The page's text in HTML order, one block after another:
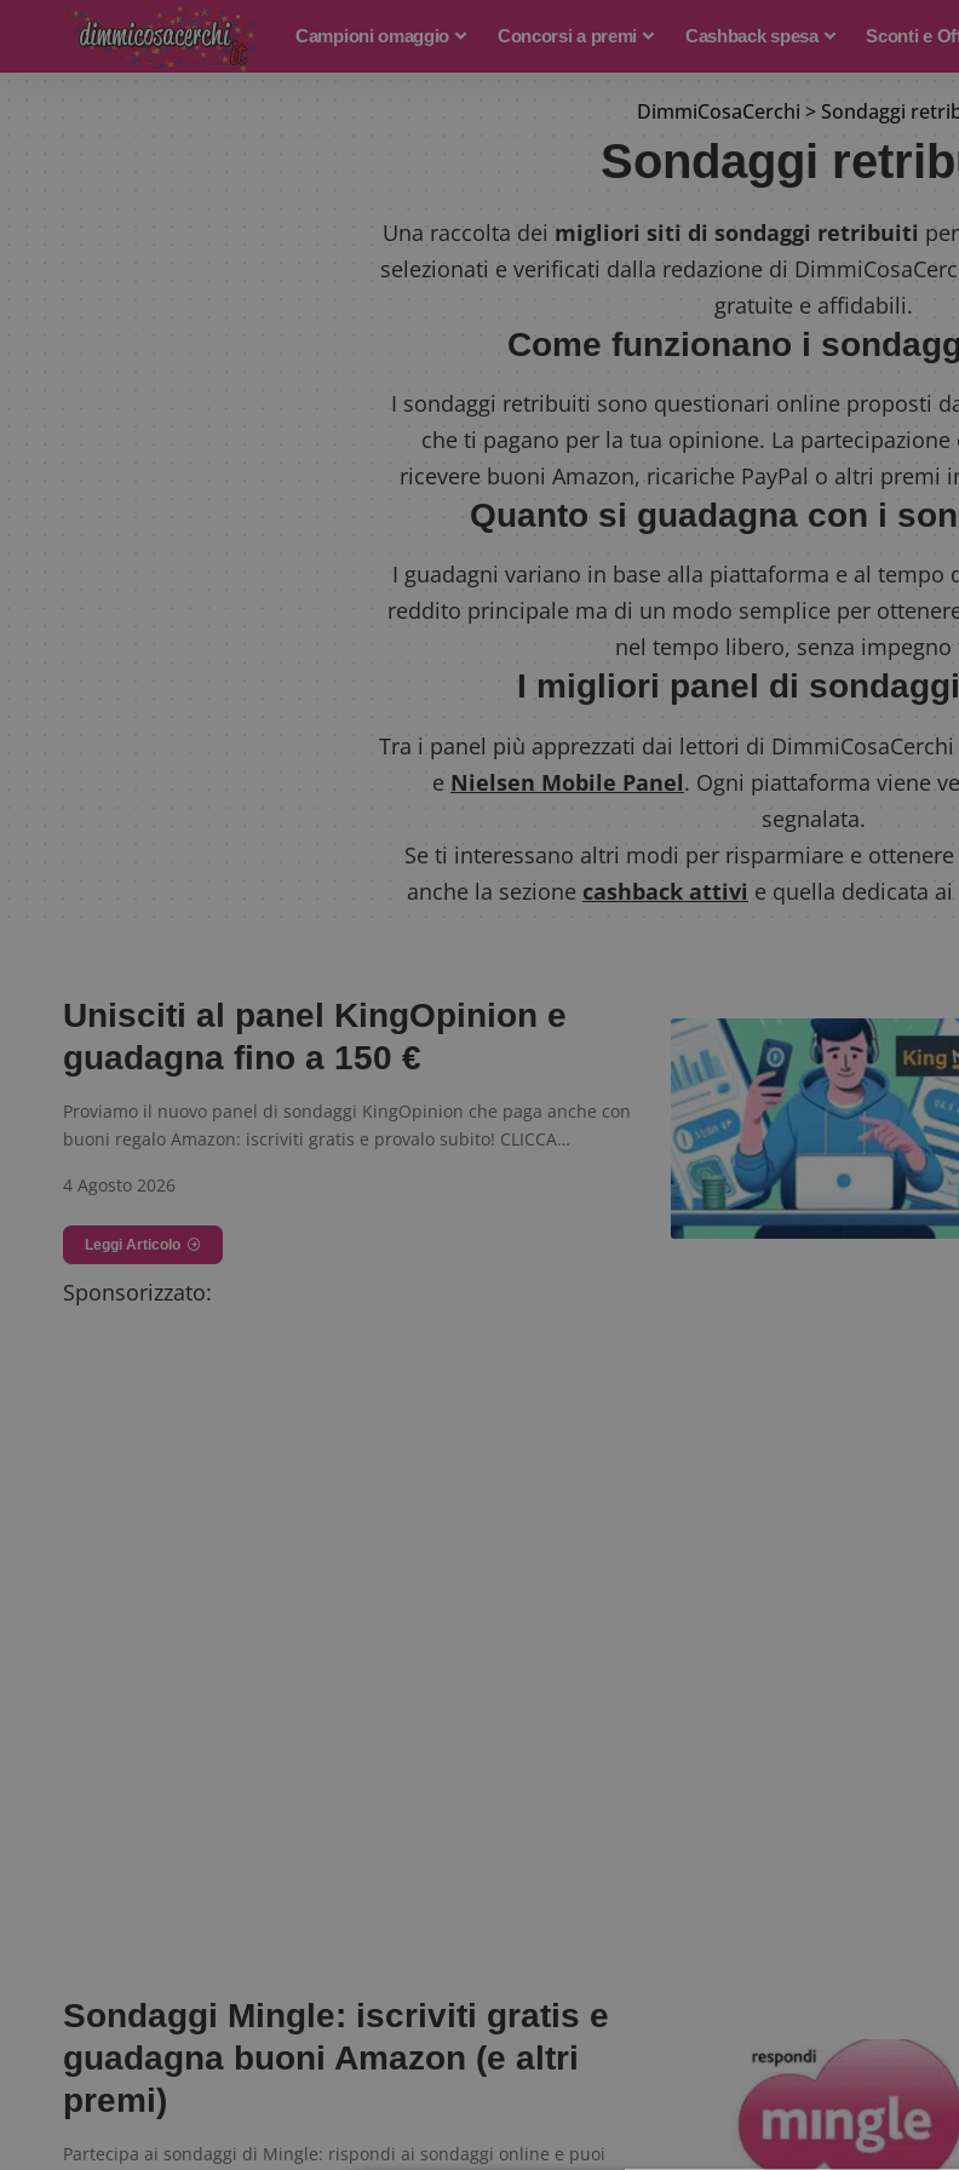
Campioni omaggio Concorsi a premi Cashback spesa Sconti e
DimmiCosaCerchi >Sondaggi
Sondaggi
Una raccolta dei migliori siti di sondaggi retribuiti
selezionati e verificati dalla redazione di
gratuite e affidabili.
Come funzionano i
I sondaggi retribuiti sono questionari online proposti
che ti pagano per la tua opinione. La
ricevere buoni Amazon, ricariche PayPal o altri premi
Quanto si guadagna con i
I guadagni variano in base alla piattaforma e al tempo
reddito principale ma di un modo semplice per
nel tempo libero, senza impegno
I migliori panel di
Tra i panel più apprezzati dai lettori di
e Nielsen Mobile Panel. Ogni piattaforma viene
segnalata.
Se ti interessano altri modi per risparmiare e
anche la sezione cashback attivi e quella dedicata ai
Unisciti al panel KingOpinion e
guadagna fino a 150 €
Proviamo il nuovo panel di sondaggi KingOpinion che paga anche con
buoni regalo Amazon: iscriviti gratis e provalo subito! CLICCA…
4 Agosto 2026
Leggi Articolo
Sponsorizzato:
Sondaggi Mingle: iscriviti gratis e
guadagna buoni Amazon (e altri
premi)
Partecipa ai sondaggi di Mingle: rispondi ai sondaggi online e puoi